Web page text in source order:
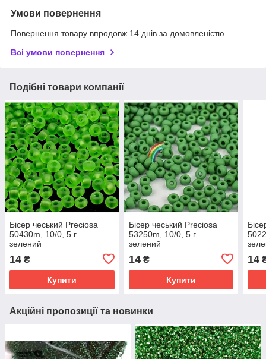
Умови повернення
Повернення товару впродовж 14 днів за домовленістю
Всі умови повернення
Подібні товари компанії
Бісер чеський Preciosa
50430m, 10/0, 5 г —
зелений
14 ₴
Купити
Бісер чеський Preciosa
53250m, 10/0, 5 г —
зелений
14₴
Купити
14
Акційні пропозиції та новинки